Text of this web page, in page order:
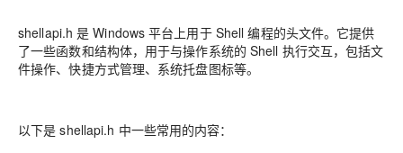
shellapi.h 是 Windows 平台上用于 Shell 编程的头文件。它提供
了一些函数和结构体，用于与操作系统的 Shell 执行交互，包括文
件操作、快捷方式管理、系统托盘图标等。
以下是 shellapi.h 中一些常用的内容：